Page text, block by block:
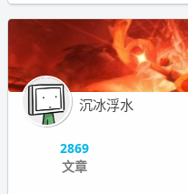
沉冰浮水
2869
文章